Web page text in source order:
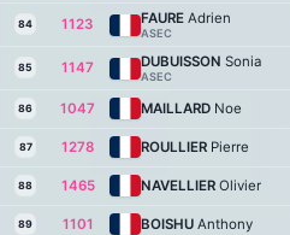
84 1123 FAURE Adrien
ASEC
85 1147 DUBUISSON Sonia
ASEC
86 1047 MAILLARD Noe
87 1278 ROULLIER Pierre
88 1465 NAVELLIER Olivier
89 1101 BOISHU Anthony